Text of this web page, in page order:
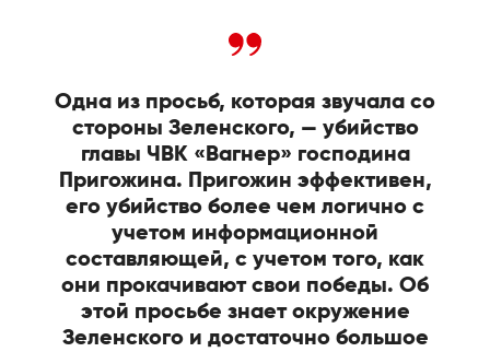
Одна из просьб, которая звучала со
стороны Зеленского, — убийство
главы ЧВК «Вагнер» господина
Пригожина. Пригожин эффективен,
его убийство более чем логично с
учетом информационной
составляющей, с учетом того, как
они прокачивают свои победы. Об
этой просьбе знает окружение
Зеленского и достаточно большое